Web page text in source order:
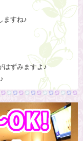
ますね♪
はずみますよ♪